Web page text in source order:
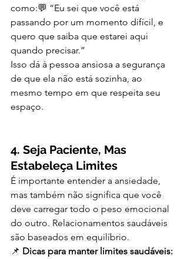
como:💬 “Eu sei que você está
passando por um momento difícil, e
quero que saiba que estarei aqui
quando precisar.”
Isso dá à pessoa ansiosa a segurança
de que ela não está sozinha, ao
mesmo tempo em que respeita seu
espaço.
4. Seja Paciente, Mas
Estabeleça Limites
É importante entender a ansiedade,
mas também não significa que você
deve carregar todo o peso emocional
do outro. Relacionamentos saudáveis
são baseados em equilíbrio.
📌 Dicas para manter limites saudáveis: